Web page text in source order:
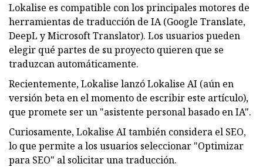
Lokalise es compatible con los principales motores de
herramientas de traducción de IA (Google Translate,
DeepL y Microsoft Translator). Los usuarios pueden
elegir qué partes de su proyecto quieren que se
traduzcan automáticamente.
Recientemente, Lokalise lanzó Lokalise AI (aún en
versión beta en el momento de escribir este artículo),
que promete ser un "asistente personal basado en IA".
Curiosamente, Lokalise AI también considera el SEO,
lo que permite a los usuarios seleccionar "Optimizar
para SEO" al solicitar una traducción.